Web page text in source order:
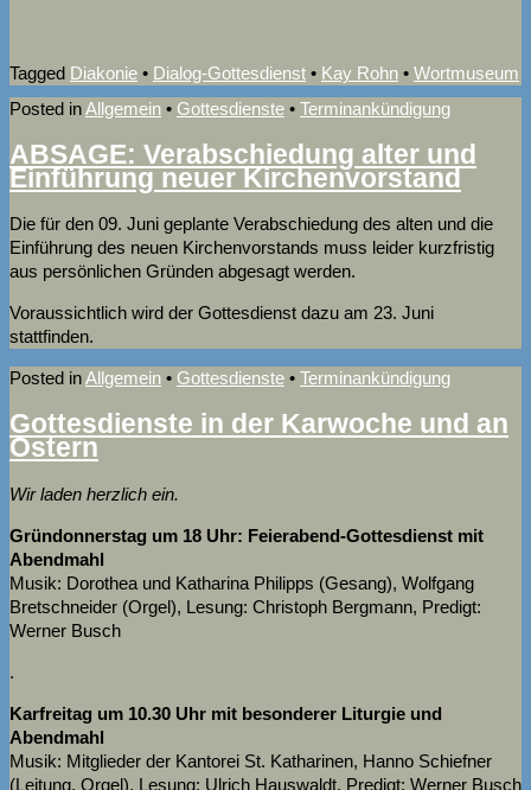
Tagged Diakonie • Dialog-Gottesdienst • Kay Rohn • Wortmuseum
Posted inAllgemein • Gottesdienste • Terminankündigung
ABSAGE: Verabschiedung alter und
Einführung neuer Kirchenvorstand
Die für den 09. Juni geplante Verabschiedung des alten und die
Einführung des neuen Kirchenvorstands muss leider kurzfristig
aus persönlichen Gründen abgesagt werden.
Voraussichtlich wird der Gottesdienst dazu am 23. Juni
stattfinden.
Posted inAllgemein • Gottesdienste • Terminankündigung
Gottesdienste in der Karwoche und an
Ostern
Wir laden herzlich ein.
Gründonnerstag um 18 Uhr: Feierabend-Gottesdienst mit
Abendmahl
Musik: Dorothea und Katharina Philipps (Gesang), Wolfgang
Bretschneider (Orgel), Lesung: Christoph Bergmann, Predigt:
Werner Busch
.
Karfreitag um 10.30 Uhr mit besonderer Liturgie und
Abendmahl
Musik: Mitglieder der Kantorei St. Katharinen, Hanno Schiefner
(Leitung, Orgel), Lesung: Ulrich Hauswaldt, Predigt: Werner Busch